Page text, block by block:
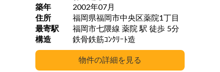
築年
2002年07月
住所
福岡県福岡市中央区薬院1丁目
最寄駅
福岡市七隈線 薬院 駅 徒歩 5分
構造
鉄骨鉄筋ｺﾝｸﾘｰﾄ造